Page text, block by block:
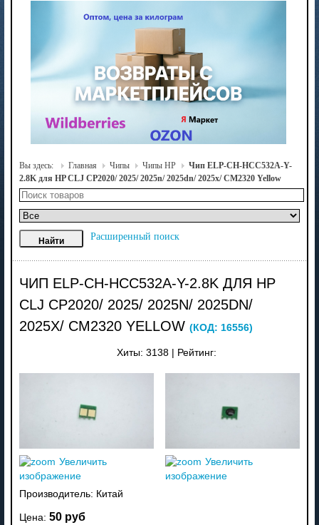
Вы здесь: Главная Чипы Чипы HP
Чип ELP-CH-HCC532A-Y-
2.8K для HP CLJ CP2020/ 2025/ 2025n/ 2025dn/ 2025x/ CM2320 Yellow
Расширенный поиск
ЧИП ELP-CH-HCC532A-Y-2.8K ДЛЯ HP
CLJ CP2020/ 2025/ 2025N/ 2025DN/
2025X/ CM2320 YELLOW (КОД: 16556)
Хиты: 3138 Рейтинг:
Увеличить
изображение
Увеличить
изображение
Производитель: Китай
Цена: 50 руб